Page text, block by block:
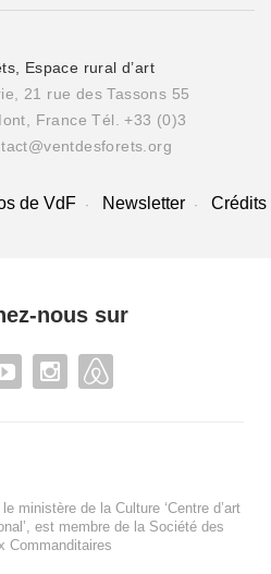
Espace rural d’art
21 rue des Tassons 55
France Tél. +33 (0)3
de VdF Newsletter Crédits
nous sur
ministère de la Culture ‘Centre d’art
est membre de la Société des
Commanditaires